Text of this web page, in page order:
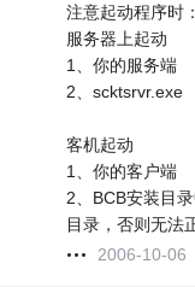
注意起动程序时：
服务器上起动
1、你的服务端
2、scktsrvr.exe
客机起动
1、你的客户端
2、BCB安装目
目录，否则无法
2006-10-06